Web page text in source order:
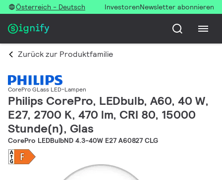
Österreich - Deutsch InvestorenNewsletter abonnieren
Zurück zur Produktfamilie
CorePro GLass LED-Lampen
Philips CorePro, LEDbulb, A60, 40 W,
E27, 2700 K, 470 lm, CRI 80, 15000
Stunde(n), Glas
CorePro LEDBulbND 4.3-40W E27 A60827 CLG